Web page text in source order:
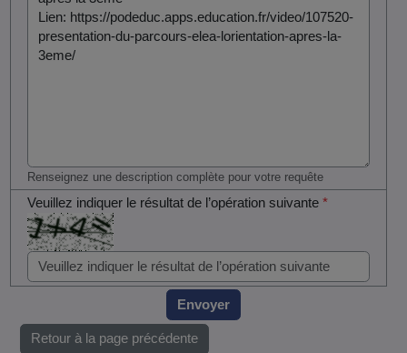
Renseignez une description complète pour votre requête
Veuillez indiquer le résultat de l’opération suivante*
Envoyer
Retour à la page précédente